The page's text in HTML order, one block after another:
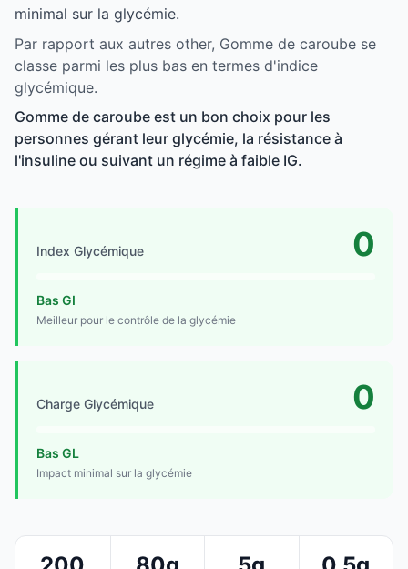
minimal sur la glycémie.
Par rapport aux autres other, Gomme de caroube se
classe parmi les plus bas en termes d'indice
glycémique.
Gomme de caroube est un bon choix pour les
personnes gérant leur glycémie, la résistance à
l'insuline ou suivant un régime à faible IG.
Index Glycémique 0
Bas GI
Meilleur pour le contrôle de la glycémie
Charge Glycémique 0
Bas GL
Impact minimal sur la glycémie